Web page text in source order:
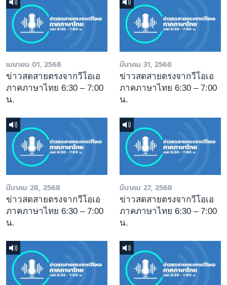
เมษายน 01, 2568
ข่าวสดสายตรงจากวีโอเอ
ภาคภาษาไทย 6:30 – 7:00
น.
มีนาคม 31, 2568
ข่าวสดสายตรงจากวีโอเอ
ภาคภาษาไทย 6:30 – 7:00
น.
มีนาคม 28, 2568
ข่าวสดสายตรงจากวีโอเอ
ภาคภาษาไทย 6:30 – 7:00
น.
มีนาคม 27, 2568
ข่าวสดสายตรงจากวีโอเอ
ภาคภาษาไทย 6:30 – 7:00
น.